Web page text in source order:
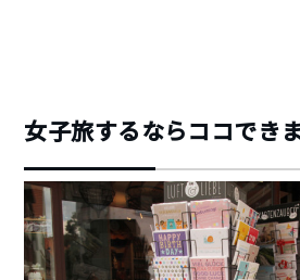
女子旅するならココでき